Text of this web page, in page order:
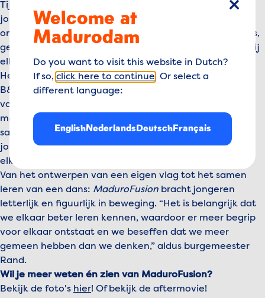
Tijdens
jongeren samen in Madurodam voor een dag vol
ontmoeting, dialoog en creativiteit. Via workshops, dans,
gesprekken en een kleurrijke wereldmarkt ontdekten zij
elkaars cultuur, achtergrond en perspectief.
Het event werd georganiseerd door het College van
B&W van Madurodam en sluit perfect aan bij de missie
van MKF: jongeren inspireren om verbinding te leggen
met elkaar en zo te bouwen aan een inclusieve
samenleving. De dag liet zien wat er gebeurt als je
jongeren de ruimte geeft om nieuwsgierig te zijn naar
elkaar: er ontstaat begrip, respect én plezier.
Van het ontwerpen van een eigen vlag tot het samen
leren van een dans: MaduroFusion bracht jongeren
letterlijk en figuurlijk in beweging. “Het is belangrijk dat
we elkaar beter leren kennen, waardoor er meer begrip
voor elkaar ontstaat en we beseffen dat we meer
gemeen hebben dan we denken,” aldus burgemeester
Rand.
Wil je meer weten én zien van MaduroFusion?
Bekijk de foto's hier! Of bekijk de aftermovie!
sluiten
Welcome at
Madurodam
Do you want to visit this website in Dutch?
If so, click here to continue . Or select a
different language:
EnglishNederlandsDeutschFrançais